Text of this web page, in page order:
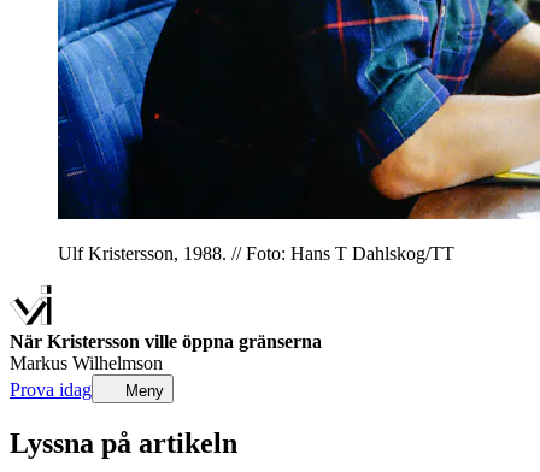
Ulf Kristersson, 1988. // Foto: Hans T Dahlskog/TT
När Kristersson ville öppna gränserna
Markus Wilhelmson
Prova idag
Meny
Lyssna på artikeln